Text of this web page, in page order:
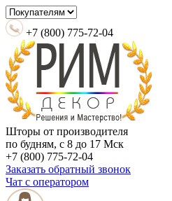
+7 (800) 775-72-04
Шторы от производителя
по будням, с 8 до 17 Мск
+7 (800) 775-72-04
Заказать обратный звонок
Чат с оператором